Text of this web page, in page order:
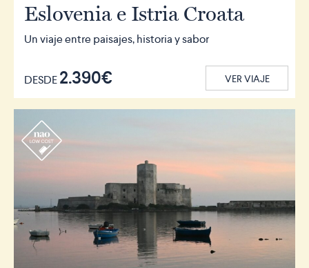
Eslovenia e Istria Croata
Un viaje entre paisajes, historia y sabor
DESDE2.390€ VER VIAJE
r